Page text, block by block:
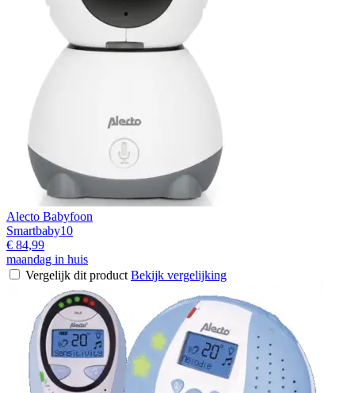
Alecto Babyfoon
Smartbaby10
€ 84,99
maandag in huis
Vergelijk dit product Bekijk vergelijking